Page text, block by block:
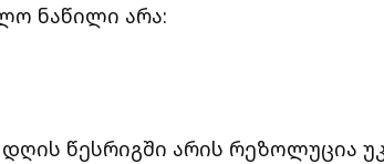
ნაწილი არა:
წესრიგში არის რეზოლუცია